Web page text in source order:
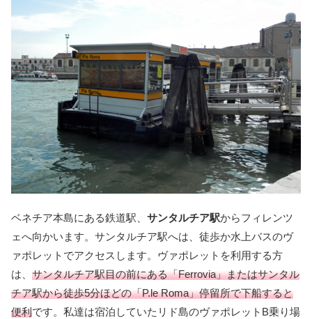
ベネチア本島にある鉄道駅、 サンタルチア駅からフィレンツ
ェへ向かいます。サンタルチア駅へは、徒歩か水上バスのヴ
ァポレットでアクセスします。ヴァポレットを利用する方
は、 サンタルチア駅目の前にある「Ferrovia」またはサンタル
チア駅から徒歩5分ほどの「P.le Roma」停留所で下船すると
便利です。私達は宿泊していたリド島のヴァポレットB乗り場